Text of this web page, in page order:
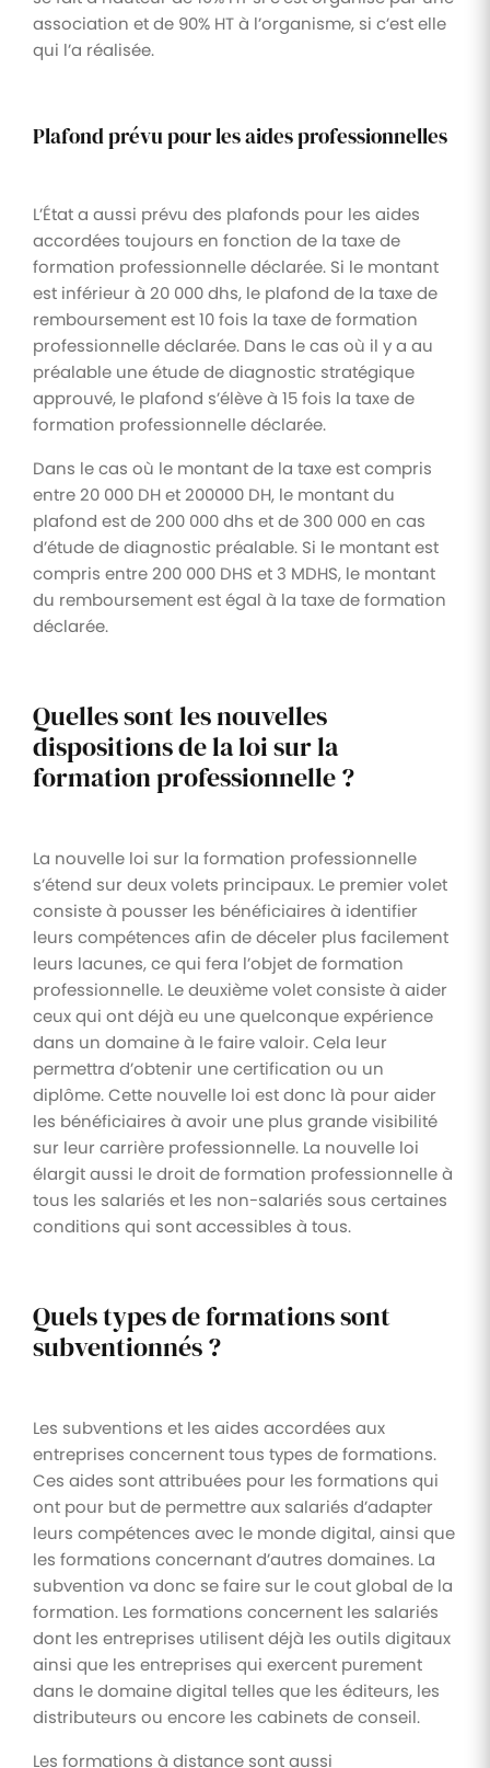
association et de 90% HT à l’organisme, si c’est elle
qui l’a réalisée.
Plafond prévu pour les aides professionnelles
L’État a aussi prévu des plafonds pour les aides
accordées toujours en fonction de la taxe de
formation professionnelle déclarée. Si le montant
est inférieur à 20 000 dhs, le plafond de la taxe de
remboursement est 10 fois la taxe de formation
professionnelle déclarée. Dans le cas où il y a au
préalable une étude de diagnostic stratégique
approuvé, le plafond s’élève à 15 fois la taxe de
formation professionnelle déclarée.
Dans le cas où le montant de la taxe est compris
entre 20 000 DH et 200000 DH, le montant du
plafond est de 200 000 dhs et de 300 000 en cas
d’étude de diagnostic préalable. Si le montant est
compris entre 200 000 DHS et 3 MDHS, le montant
du remboursement est égal à la taxe de formation
déclarée.
Quelles sont les nouvelles
dispositions de la loi sur la
formation professionnelle ?
La nouvelle loi sur la formation professionnelle
s’étend sur deux volets principaux. Le premier volet
consiste à pousser les bénéficiaires à identifier
leurs compétences afin de déceler plus facilement
leurs lacunes, ce qui fera l’objet de formation
professionnelle. Le deuxième volet consiste à aider
ceux qui ont déjà eu une quelconque expérience
dans un domaine à le faire valoir. Cela leur
permettra d’obtenir une certification ou un
diplôme. Cette nouvelle loi est donc là pour aider
les bénéficiaires à avoir une plus grande visibilité
sur leur carrière professionnelle. La nouvelle loi
élargit aussi le droit de formation professionnelle à
tous les salariés et les non-salariés sous certaines
conditions qui sont accessibles à tous.
Quels types de formations sont
subventionnés ?
Les subventions et les aides accordées aux
entreprises concernent tous types de formations.
Ces aides sont attribuées pour les formations qui
ont pour but de permettre aux salariés d’adapter
leurs compétences avec le monde digital, ainsi que
les formations concernant d’autres domaines. La
subvention va donc se faire sur le cout global de la
formation. Les formations concernent les salariés
dont les entreprises utilisent déjà les outils digitaux
ainsi que les entreprises qui exercent purement
dans le domaine digital telles que les éditeurs, les
distributeurs ou encore les cabinets de conseil.
Les formations à distance sont aussi